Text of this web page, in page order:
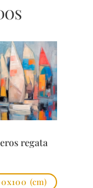
regata
(cm)